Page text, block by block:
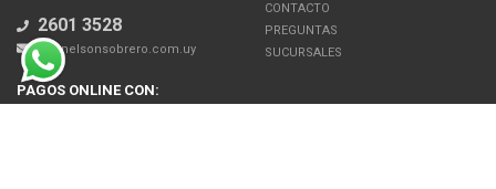
2601 3528
jb@nelsonsobrero.com.uy
CONTACTO
PREGUNTAS
SUCURSALES
PAGOS ONLINE CON: